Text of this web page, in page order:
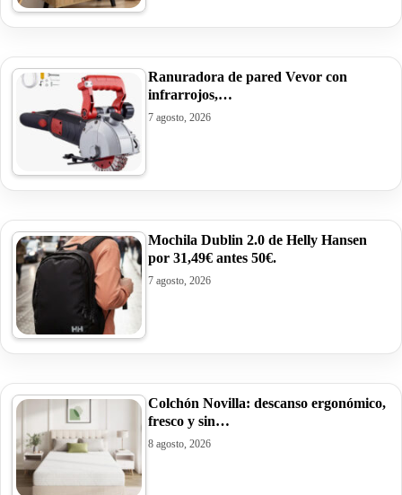
Ranuradora de pared Vevor con
infrarrojos,…
7 agosto, 2026
Mochila Dublin 2.0 de Helly Hansen
por 31,49€ antes 50€.
7 agosto, 2026
Colchón Novilla: descanso ergonómico,
fresco y sin…
8 agosto, 2026